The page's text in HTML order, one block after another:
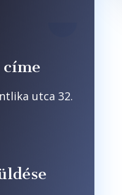
címe
utca 32.